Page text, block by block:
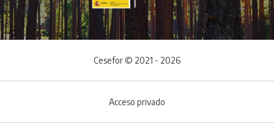
Cesefor © 2021 - 2026
Acceso privado